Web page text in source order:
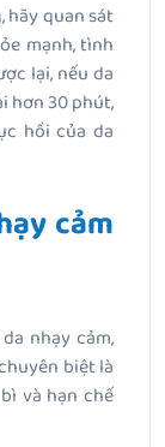
hãy quan sát
mạnh, tình
lại, nếu da
hơn 30 phút,
hồi của da
cảm
nhạy cảm,
biệt là
và hạn chế